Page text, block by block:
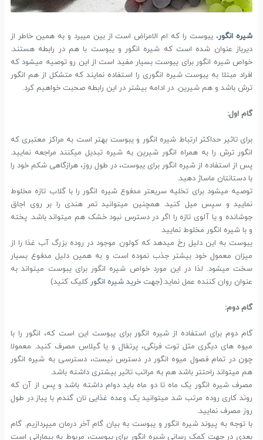
شیره انگور، یبوست را که ام الامراض است از بین میبرد و به همین خاطر از
دیرباز عنوان شده است که شیره انگور و یبوست با هم در رابطه هستند.
خواص شیره انگور برای یبوست بسیار مفید است از این رو توصیه میشود که
افراد مبتلا به یبوست شیره انگوری را استفاده نمایند که متشکل از هم انگور
ترش باشد و هم شیرین. در ادامه بیشتر در این رابطه صحبت خواهیم کرد.
گام اول:
برای تاثیر حداکثر ارتباط شیره انگور و یبوست بهتر است به مراکز معتبری که
انگور ترش را به همراه انگور شیرین به شیره تبدیل میکنند مراجعه نمایید.
پس از استفاده از شیره انگور برای یبوست، در طول روز، هرازگاهی شکم خود را
با دستانتان ماساژ دهید.
توصیه میشود برای تخلیه سریع­تر مدفوع شیره انگور را با گلاب تازه مخلوط
نمایید و سپس میل کنید. همچنین میتوانید تمر هندی را بر روی اجاق
جوشانده و یا آلوی تازه را اگر در دسترس نبود خشک هم میتواند باشد. پخته
و با شیره انگور مخلوط نمایید.
یبوست به این دلیل رخ میدهد که کولون موجود در روده بزرگ آب غذا را از
میزان معمول خود بیشتر جذب نموده است و به همین دلیل مدفوع بسیار
سخت میشود. لذا در این مورد خواص شیره انگور برای یبوست میتواند به
عنوان روان کننده عمل نماید.(جهت خرید شیره انگور کلیک کنید)
گام دوم:
گام دوم برای استفاده از شیره انگور برای یبوست این است که، انگور را با
میوه های دیگری مثل توت فرنگی، پرتقال و یا گیلاس مصرف کنید. معمولا
چون در تمام فصول میوه انگور در دسترس نیست، دسترسی به شیره انگور
هم می­تواند راحت­تر باشد هم به مراتب تاثیر بیشتری داشته باشد.
مصرف شیره انگور یک ماه تا دو ماه باید دوام داشته باشد و پس از آن که
روند کاری روده مرتب شد می­توانید یک وعده غذایی نان گندم با پیاز در طول
روز مصرف نمایید.
با توجه به پیوند شیره انگور و یبوست به بیان گام آخر درمان می­پردازیم. گام
بعدی در جهت کمک رسانی شیره انگور برای یبوست، مربوط به بیمارانی است